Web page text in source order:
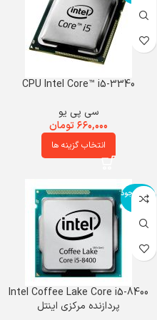
CPU Intel Core™ i5-3340
سی پی یو
۶۶۰,۰۰۰ تومان
انتخاب گزینه ها
اتمام موجود
ی
Intel Coffee Lake Core i5-8400
پردازنده مرکزی اینتل